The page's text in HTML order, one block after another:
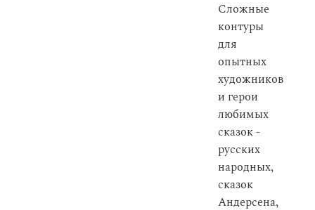
Сложные
контуры
для
опытных
художников
и герои
любимых
сказок -
русских
народных,
сказок
Андерсена,